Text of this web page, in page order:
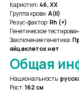
Кариотип: 46, XX
Группа крови:A(II)
Резус-фактор: Rh (+)
Генетическое
Заключение генетика:
яйцеклеток нет
Общая
Национальность:
Рост:162 см